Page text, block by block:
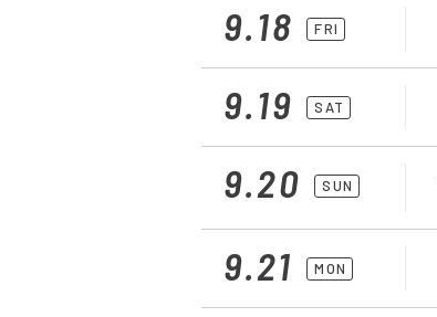
9.18 FRI
9.19 SAT
9.20 SUN
9.21 MON